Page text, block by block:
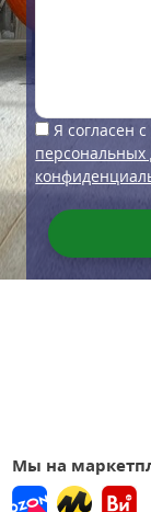
Я согласен с
Мы на